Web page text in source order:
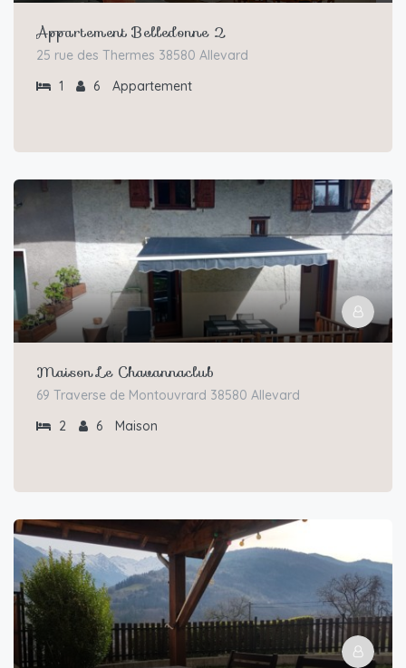
Appartement Belledonne 2
25 rue des Thermes 38580 Allevard
1
6 Appartement
Maison Le Chavannaclub
69 Traverse de Montouvrard 38580 Allevard
2
6 Maison